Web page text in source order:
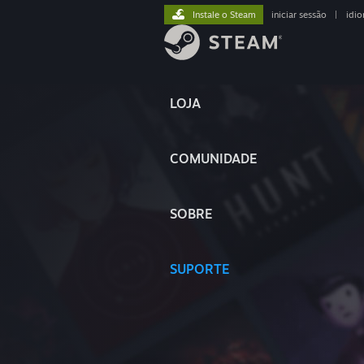
LOJA
COMUNIDADE
SOBRE
SUPORTE
Instale o Steam iniciar sessão